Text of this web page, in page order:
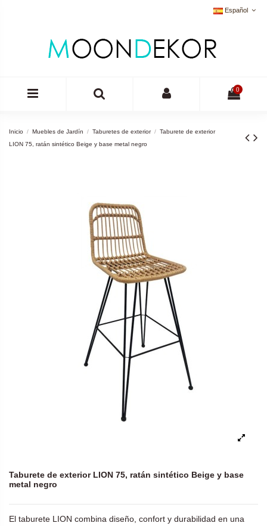
Español
0
Inicio Muebles de Jardín Taburetes de exterior
Taburete de exterior
LION 75, ratán sintético Beige y base metal negro
Taburete de exterior LION 75, ratán sintético Beige y base
metal negro
El taburete LION combina diseño, confort y durabilidad en una